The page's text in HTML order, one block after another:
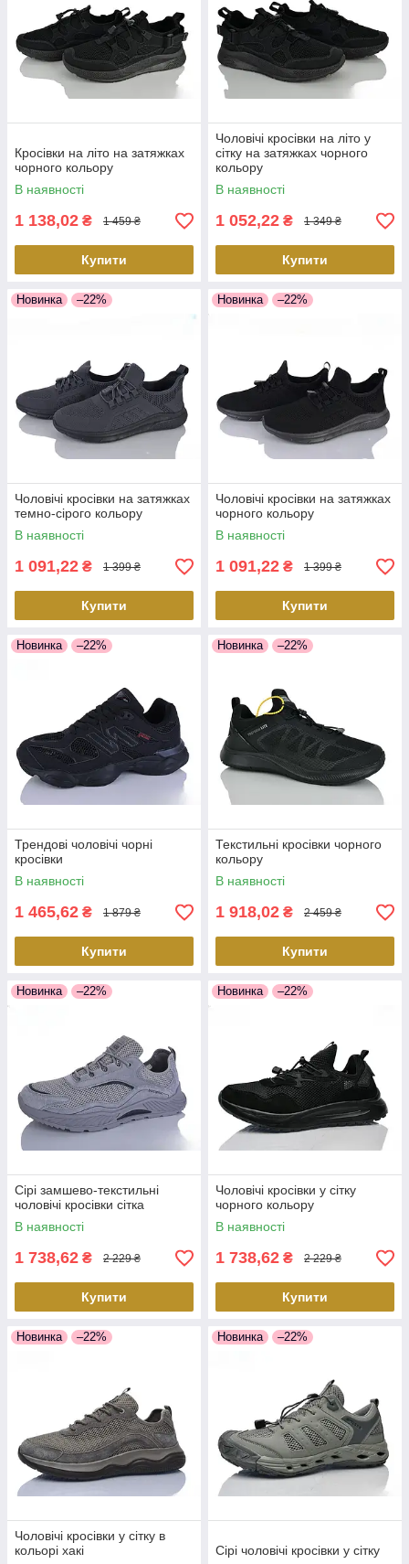
Кросівки на літо на затяжках
чорного кольору
В наявності
1 138,02 ₴ 1 459 ₴
Купити
Чоловічі кросівки на літо у
сітку на затяжках чорного
кольору
В наявності
1 052,22 ₴ 1 349 ₴
Купити
Новинка –22%
Чоловічі кросівки на затяжках
темно-сірого кольору
В наявності
1 091,22 ₴ 1 399 ₴
Купити
Новинка –22%
Чоловічі кросівки на затяжках
чорного кольору
В наявності
1 091,22 ₴ 1 399 ₴
Купити
Новинка –22%
Трендові чоловічі чорні
кросівки
В наявності
1 465,62 ₴ 1 879 ₴
Купити
Новинка –22%
Текстильні кросівки чорного
кольору
В наявності
1 918,02 ₴ 2 459 ₴
Купити
Новинка –22%
Сірі замшево-текстильні
чоловічі кросівки сітка
В наявності
1 738,62 ₴ 2 229 ₴
Купити
Новинка –22%
Чоловічі кросівки у сітку
чорного кольору
В наявності
1 738,62 ₴ 2 229 ₴
Купити
Новинка –22%
Чоловічі кросівки у сітку в
кольорі хакі
Новинка –22%
Сірі чоловічі кросівки у сітку